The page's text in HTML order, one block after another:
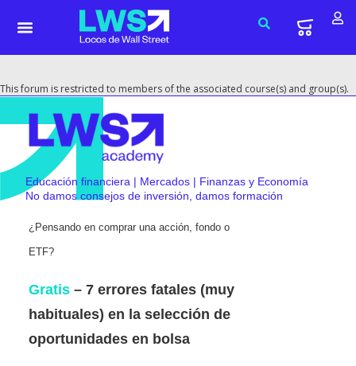
This forum is restricted to members of the associated course(s) and group(s).
Educación financiera | Mercados | Finanzas y Economía
No damos consejos de inversión, damos formación
¿Pensando en comprar una acción, fondo o
ETF?
Gratis – 7 errores fatales (muy
habituales) en la selección de
oportunidades en bolsa